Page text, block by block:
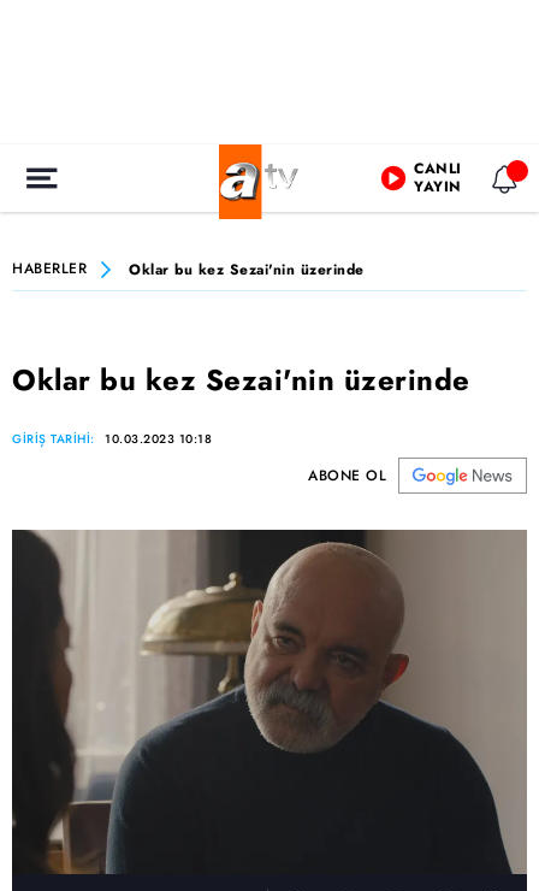
CANLI
YAYIN
HABERLER Oklar bu kez Sezai'nin üzerinde
Oklar bu kez Sezai'nin üzerinde
GİRİŞ TARİHİ: 10.03.2023 10:18
ABONE OL